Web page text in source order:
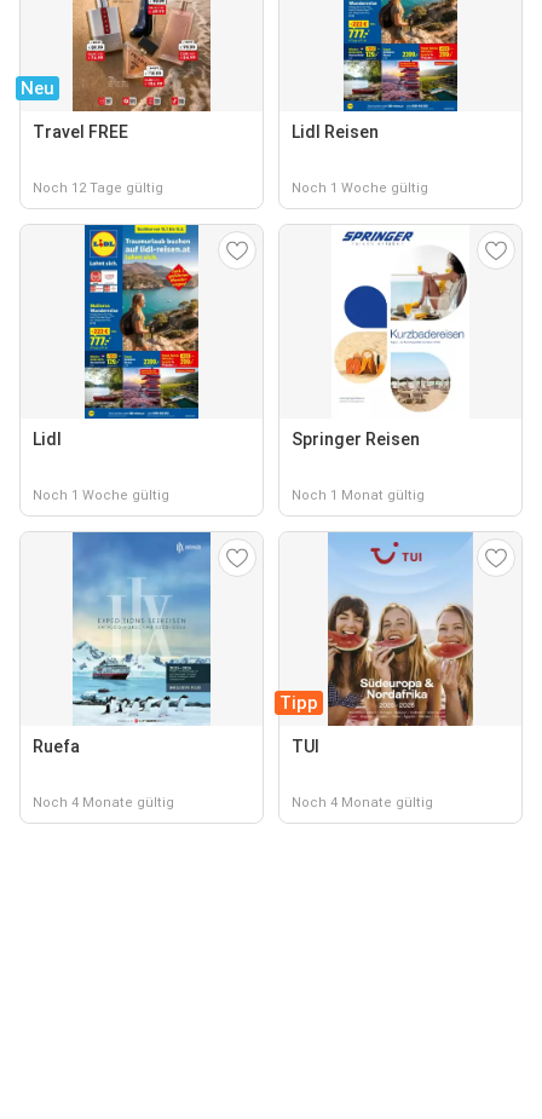
Neu
Travel FREE
Noch 12 Tage gültig
Lidl Reisen
Noch 1 Woche gültig
Lidl
Noch 1 Woche gültig
Springer Reisen
Noch 1 Monat gültig
Ruefa
Noch 4 Monate gültig
Tipp
TUI
Noch 4 Monate gültig